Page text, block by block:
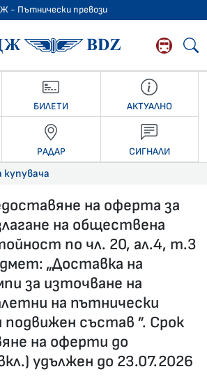
- Пътнически превози
БДЖ -
БИЛЕТИ АКТУАЛНО
РАДАР СИГНАЛИ
купувача
на оферта за
на обществена
по чл. 20, ал.4, т.3
„Доставка на
за източване на
на пътнически
състав ”. Срок
на оферти до
удължен до 23.07.2026